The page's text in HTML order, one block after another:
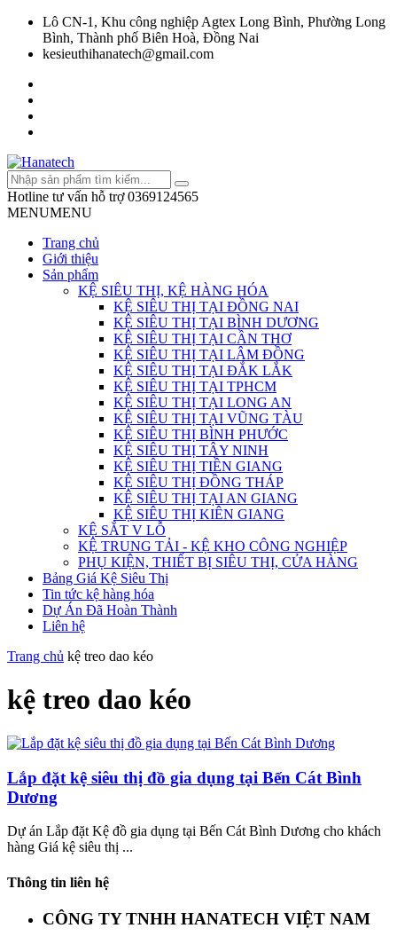
Lô CN-1, Khu công nghiệp Agtex Long Bình, Phường Long
Bình, Thành phố Biên Hoà, Đồng Nai
kesieuthihanatech@gmail.com
Hotline tư vấn hỗ trợ 0369124565
MENUMENU
Trang chủ
Giới thiệu
Sản phẩm
KỆ SIÊU THỊ, KỆ HÀNG HÓA
KỆ SIÊU THỊ TẠI ĐỒNG NAI
KỆ SIÊU THỊ TẠI BÌNH DƯƠNG
KỆ SIÊU THỊ TẠI CẦN THƠ
KỆ SIÊU THỊ TẠI LÂM ĐỒNG
KỆ SIÊU THỊ TẠI ĐẮK LẮK
KỆ SIÊU THỊ TẠI TPHCM
KỆ SIÊU THỊ TẠI LONG AN
KỆ SIÊU THỊ TẠI VŨNG TÀU
KỆ SIÊU THỊ BÌNH PHƯỚC
KỆ SIÊU THỊ TÂY NINH
KỆ SIÊU THỊ TIỀN GIANG
KỆ SIÊU THỊ ĐỒNG THÁP
KỆ SIÊU THỊ TẠI AN GIANG
KỆ SIÊU THỊ KIÊN GIANG
KỆ SẮT V LỖ
KỆ TRUNG TẢI - KỆ KHO CÔNG NGHIỆP
PHỤ KIỆN, THIẾT BỊ SIÊU THỊ, CỬA HÀNG
Bảng Giá Kệ Siêu Thị
Tin tức kệ hàng hóa
Dự Án Đã Hoàn Thành
Liên hệ
Trang chủ kệ treo dao kéo
kệ treo dao kéo
Lắp đặt kệ siêu thị đồ gia dụng tại Bến Cát Bình
Dương
Dự án Lắp đặt Kệ đồ gia dụng tại Bến Cát Bình Dương cho khách
hàng Giá kệ siêu thị ...
Thông tin liên hệ
CÔNG TY TNHH HANATECH VIỆT NAM